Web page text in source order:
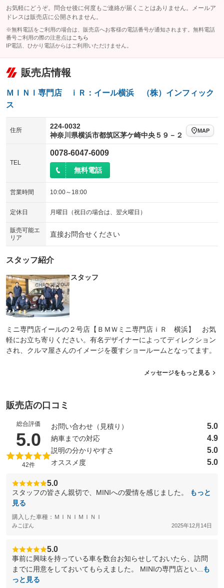
お気軽にどうぞ。問合せ後に何度もご連絡が届くことはありません。メールア
ドレスは販売店に公開されません。
※無料電話をご利用の場合は、販売店へお客様の電話番号が通知されます。無料電話
番号ご利用の際の注意点は こちら
IP電話、ひかり電話からはご利用いただけません。
販売店情報
ＭＩＮＩ専門店 ｉＲ：イール横浜 （株）インフィック
ス
住所
224-0032
神奈川県横浜市都筑区茅ケ崎中央５９－２
MAP
TEL
0078-6047-6009
無料電話
営業時間 10:00～18:00
定休日 月曜日（祝日の場合は、翌火曜日）
販売可能エ
リア
直接お問合せください
スタッフ紹介
スタッフ
ミニ専門店イールの２号店【ＢＭＷミニ専門店ｉＲ 横浜】 お気
軽にお立ち寄りください。有名デザイナーによってディレクション
され、クルマ屋さんのイメージを覆すショールームとなってます。
メッセージをもっと見る
販売店の口コミ
総合評価
5.0 （5点満点中）
42件
お問い合わせ（見積り） 5.0
納車までの対応 4.9
説明の分かりやすさ 5.0
オススメ度 5.0
5.0
スタッフの皆さん親切で、MINIへの愛情を感じました。
もっと
見る
購入した車種：ＭＩＮＩＭＩＮＩ
みこぽん 2025年12月14日
5.0
事前に興味を持っている車を数台お知らせしておいたら、訪問
までに用意をしておいてもらえました。 MINIの専門店とい...
も
っと見る